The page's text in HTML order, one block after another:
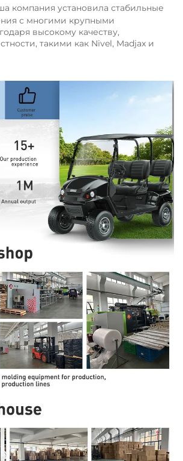
компания установила стабильные
с многими крупными
высокому качеству,
такими как Nivel, Madjax и